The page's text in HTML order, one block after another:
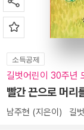
소득공제
길벗어린이 30주년
빨간 끈으로 머리
남주현 (지은이) 길